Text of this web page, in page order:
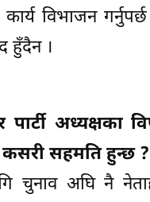
कार्य विभाजन
हुँदैन ।
र पार्टी
सहमति हुन्छ ?
चुनाव अघि नै